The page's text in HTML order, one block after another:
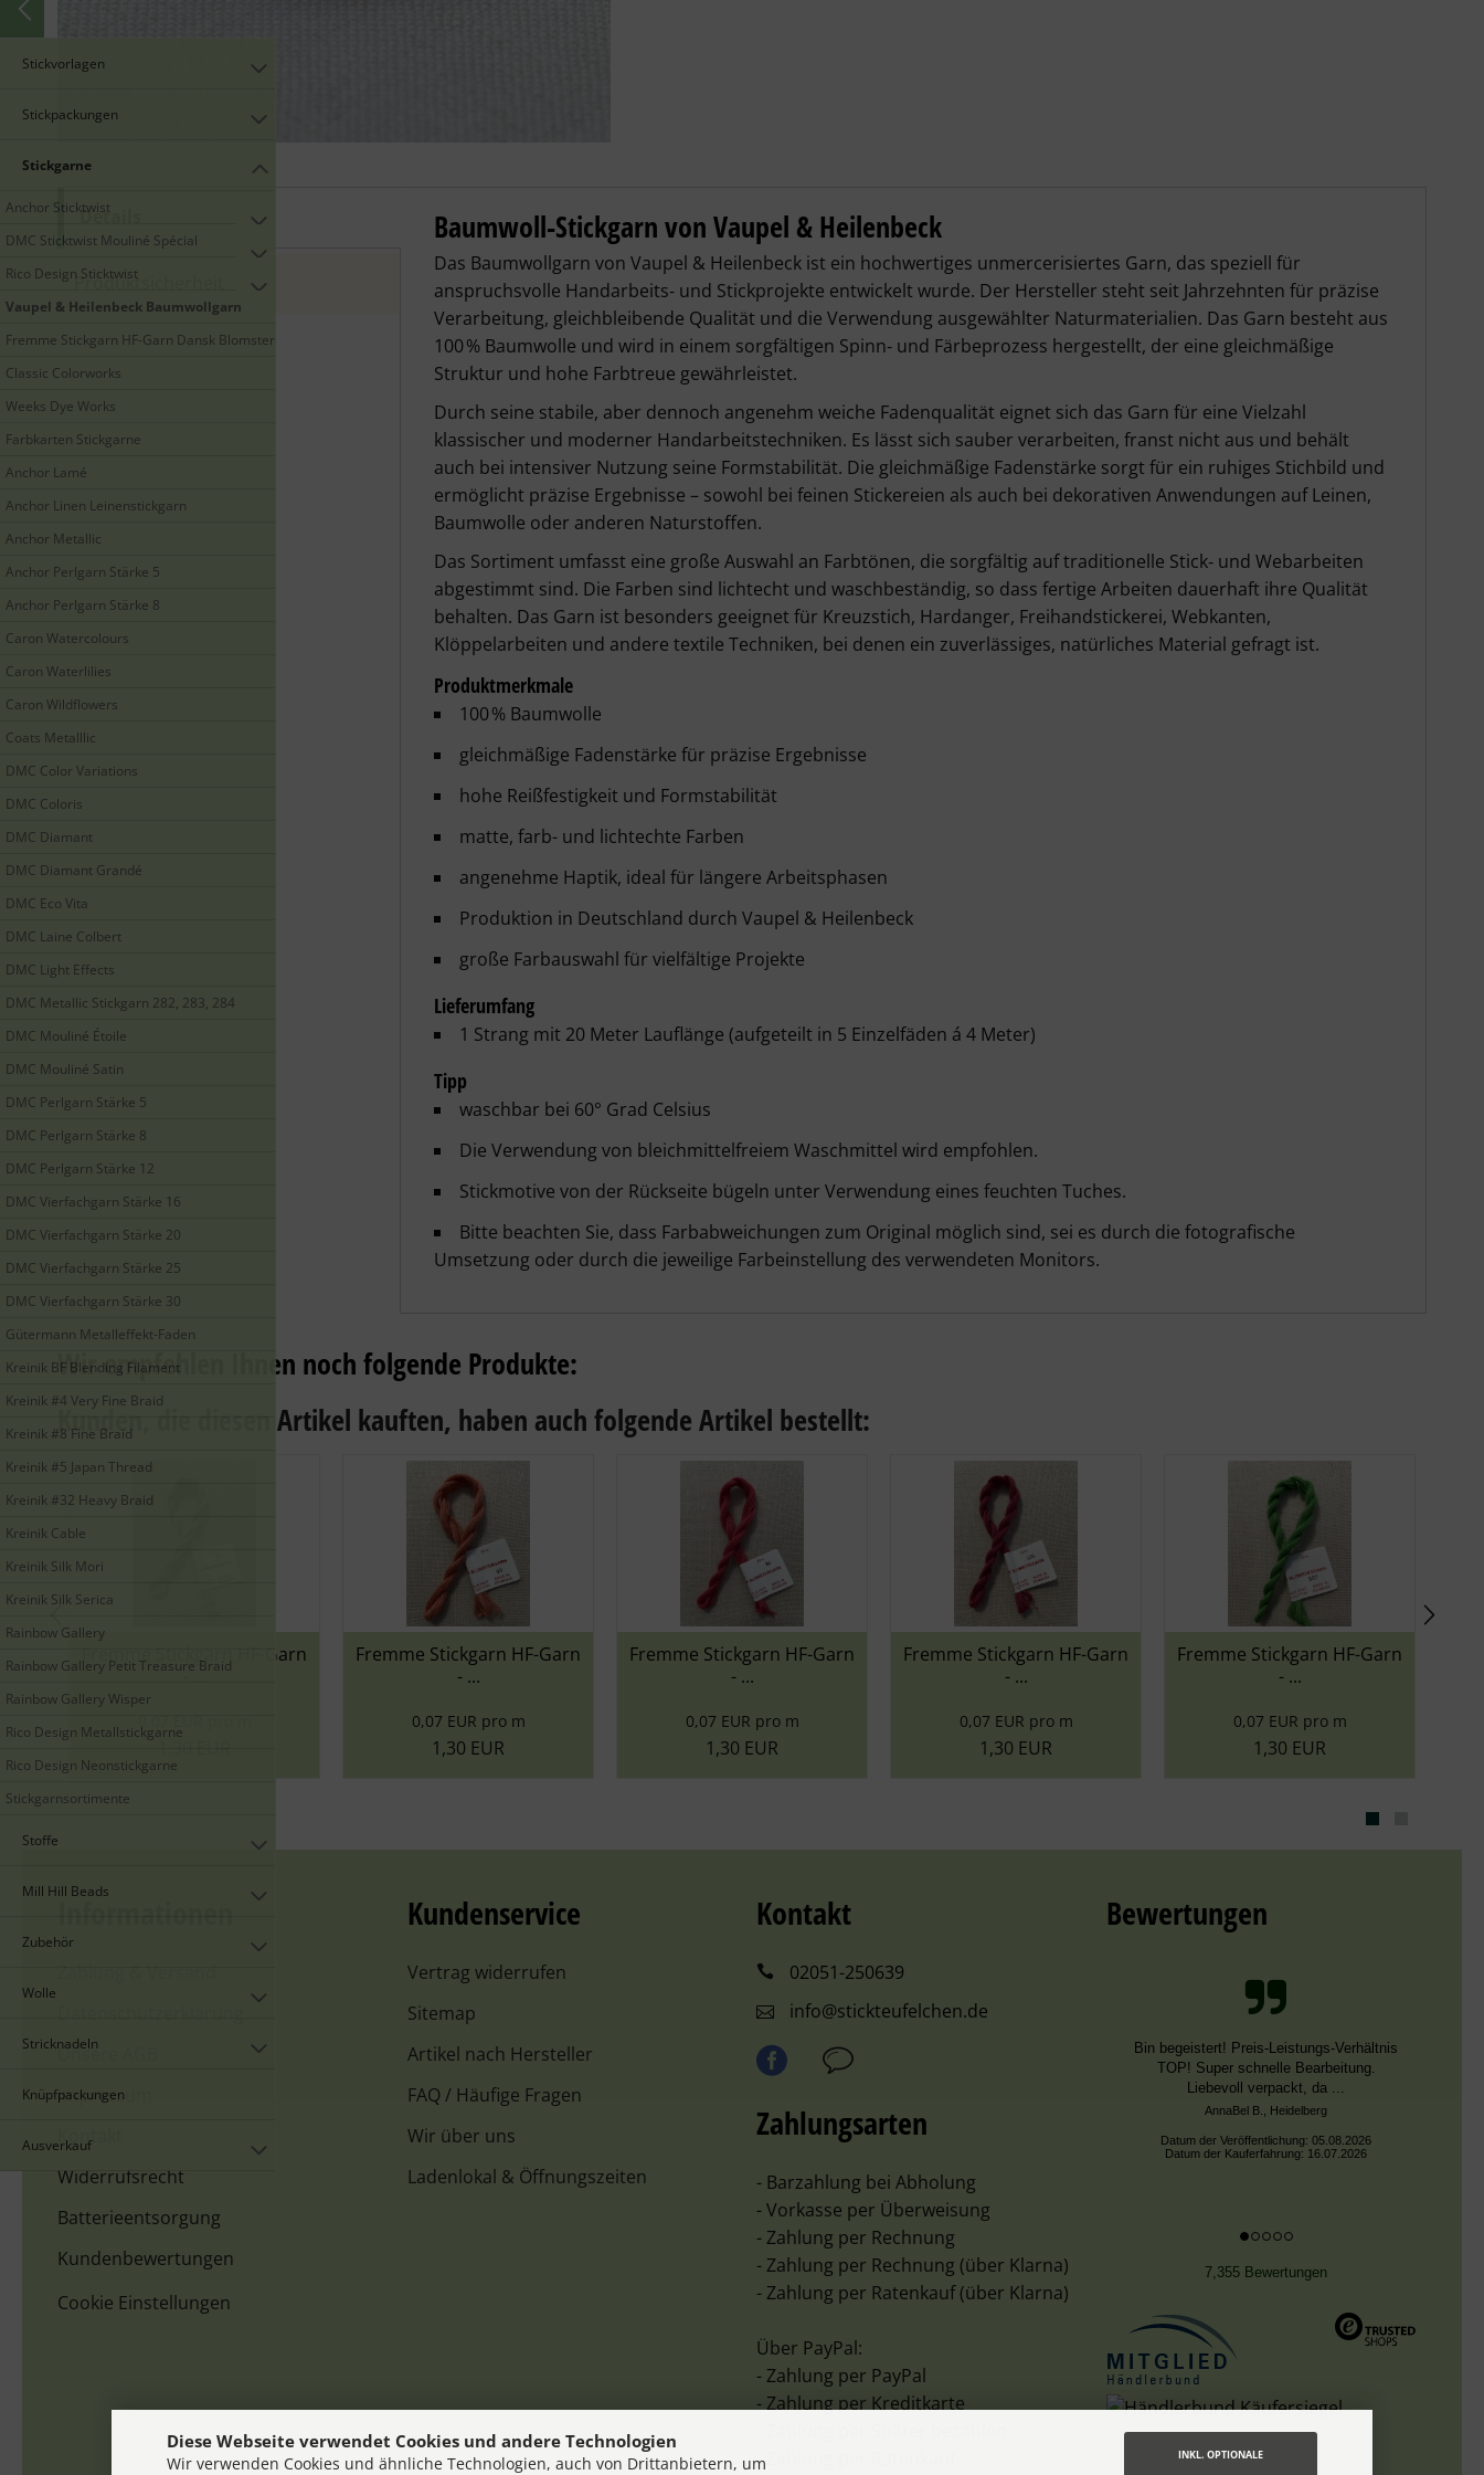
Stickvorlagen
Stickpackungen
Stickgarne
Anchor Sticktwist
DMC Sticktwist Mouliné Spécial
Rico Design Sticktwist
Vaupel & Heilenbeck Baumwollgarn
Fremme Stickgarn HF-Garn Dansk Blomstergarn
Classic Colorworks
Weeks Dye Works
Farbkarten Stickgarne
Anchor Lamé
Anchor Linen Leinenstickgarn
Anchor Metallic
Anchor Perlgarn Stärke 5
Anchor Perlgarn Stärke 8
Caron Watercolours
Caron Waterlilies
Caron Wildflowers
Coats Metalllic
DMC Color Variations
DMC Coloris
DMC Diamant
DMC Diamant Grandé
DMC Eco Vita
DMC Laine Colbert
DMC Light Effects
DMC Metallic Stickgarn 282, 283, 284
DMC Mouliné Étoile
DMC Mouliné Satin
DMC Perlgarn Stärke 5
DMC Perlgarn Stärke 8
DMC Perlgarn Stärke 12
DMC Vierfachgarn Stärke 16
DMC Vierfachgarn Stärke 20
DMC Vierfachgarn Stärke 25
DMC Vierfachgarn Stärke 30
Gütermann Metalleffekt-Faden
Kreinik BF Blending Filament
Kreinik #4 Very Fine Braid
Kreinik #8 Fine Braid
Kreinik #5 Japan Thread
Kreinik #32 Heavy Braid
Kreinik Cable
Kreinik Silk Mori
Kreinik Silk Serica
Rainbow Gallery
Rainbow Gallery Petit Treasure Braid
Rainbow Gallery Wisper
Rico Design Metallstickgarne
Rico Design Neonstickgarne
Stickgarnsortimente
Stoffe
Mill Hill Beads
Zubehör
Wolle
Stricknadeln
Knüpfpackungen
Ausverkauf
Details
Produktsicherheit
Stickgarn Vaupel & Heilenbeck - 2073 pink – Details
Baumwoll-Stickgarn von Vaupel & Heilenbeck
Das Baumwollgarn von Vaupel & Heilenbeck ist ein hochwertiges unmercerisiertes Garn, das speziell für
anspruchsvolle Handarbeits‑ und Stickprojekte entwickelt wurde. Der Hersteller steht seit Jahrzehnten für präzise
Verarbeitung, gleichbleibende Qualität und die Verwendung ausgewählter Naturmaterialien. Das Garn besteht aus
100 % Baumwolle und wird in einem sorgfältigen Spinn‑ und Färbeprozess hergestellt, der eine gleichmäßige
Struktur und hohe Farbtreue gewährleistet.
Durch seine stabile, aber dennoch angenehm weiche Fadenqualität eignet sich das Garn für eine Vielzahl
klassischer und moderner Handarbeitstechniken. Es lässt sich sauber verarbeiten, franst nicht aus und behält
auch bei intensiver Nutzung seine Formstabilität. Die gleichmäßige Fadenstärke sorgt für ein ruhiges Stichbild und
ermöglicht präzise Ergebnisse – sowohl bei feinen Stickereien als auch bei dekorativen Anwendungen auf Leinen,
Baumwolle oder anderen Naturstoffen.
Das Sortiment umfasst eine große Auswahl an Farbtönen, die sorgfältig auf traditionelle Stick‑ und Webarbeiten
abgestimmt sind. Die Farben sind lichtecht und waschbeständig, so dass fertige Arbeiten dauerhaft ihre Qualität
behalten. Das Garn ist besonders geeignet für Kreuzstich, Hardanger, Freihandstickerei, Webkanten,
Klöppelarbeiten und andere textile Techniken, bei denen ein zuverlässiges, natürliches Material gefragt ist.
Produktmerkmale
100 % Baumwolle
gleichmäßige Fadenstärke für präzise Ergebnisse
hohe Reißfestigkeit und Formstabilität
matte, farb- und lichtechte Farben
angenehme Haptik, ideal für längere Arbeitsphasen
Produktion in Deutschland durch Vaupel & Heilenbeck
große Farbauswahl für vielfältige Projekte
Lieferumfang
1 Strang mit 20 Meter Lauflänge (aufgeteilt in 5 Einzelfäden á 4 Meter)
Tipp
waschbar bei 60° Grad Celsius
Die Verwendung von bleichmittelfreiem Waschmittel wird empfohlen.
Stickmotive von der Rückseite bügeln unter Verwendung eines feuchten Tuches.
Bitte beachten Sie, dass Farbabweichungen zum Original möglich sind, sei es durch die fotografische
Umsetzung oder durch die jeweilige Farbeinstellung des verwendeten Monitors.
Wir empfehlen Ihnen noch folgende Produkte:
Kunden, die diesen Artikel kauften, haben auch folgende Artikel bestellt:
Fremme Stickgarn HF-Garn
Fremme Stickgarn HF-Garn
0,07 EUR pro m
1,30 EUR
Fremme Stickgarn HF-Garn
0,07 EUR pro m
1,30 EUR
Fremme Stickgarn HF-Garn
0,07 EUR pro m
1,30 EUR
Fremme Stickgarn HF-Garn
0,07 EUR pro m
1,30 EUR
Unsere AGB
Impressum
Kontakt
Widerrufsrecht
Batterieentsorgung
Kundenbewertungen
Cookie Einstellungen
Kundenservice
Vertrag widerrufen
Sitemap
Artikel nach Hersteller
FAQ / Häufige Fragen
Wir über uns
Ladenlokal & Öffnungszeiten
Kontakt
02051-250639
info@stickteufelchen.de
Zahlungsarten
- Barzahlung bei Abholung
- Vorkasse per Überweisung
- Zahlung per Rechnung
- Zahlung per Rechnung (über Klarna)
- Zahlung per Ratenkauf (über Klarna)
Über PayPal:
- Zahlung per PayPal
- Zahlung per Kreditkarte
- Zahlung per Ratenkauf
Bewertungen
Bin begeistert! Preis-Leistungs-Verhältnis
TOP! Super schnelle Bearbeitung.
Liebevoll verpackt, da ...
AnnaBel B., Heidelberg
Datum der Veröffentlichung: 05.08.2026
Datum der Kauferfahrung: 16.07.2026
7,355 Bewertungen
Diese Webseite verwendet Cookies und andere Technologien
Wir verwenden Cookies und ähnliche Technologien, auch von Drittanbietern, um
INKL. OPTIONALE